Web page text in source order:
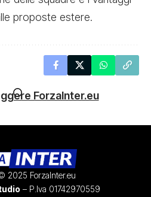
proposte estere.
ForzaInter.eu
2025 ForzaInter.eu
– P.Iva 01742970559